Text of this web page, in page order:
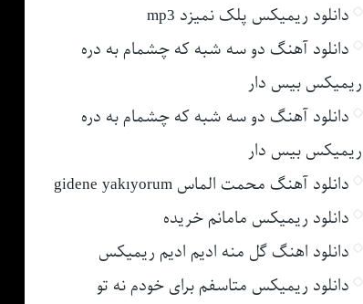
دانلود ریمیکس پلک نمیزد mp3
دانلود آهنگ دو سه شبه که چشمام به دره
ریمیکس بیس دار
دانلود آهنگ دو سه شبه که چشمام به دره
ریمیکس بیس دار
دانلود آهنگ محمت الماس gidene yakıyorum
دانلود ریمیکس مامانم خریده
دانلود اهنگ گل منه ادیم ادیم ریمیکس
دانلود ریمیکس متاسفم برای خودم نه تو